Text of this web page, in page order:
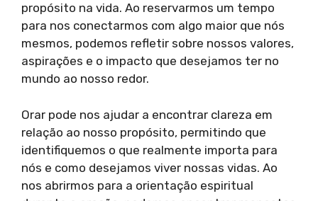
propósito na vida. Ao reservarmos um tempo
para nos conectarmos com algo maior que nós
mesmos, podemos refletir sobre nossos valores,
aspirações e o impacto que desejamos ter no
mundo ao nosso redor.
Orar pode nos ajudar a encontrar clareza em
relação ao nosso propósito, permitindo que
identifiquemos o que realmente importa para
nós e como desejamos viver nossas vidas. Ao
nos abrirmos para a orientação espiritual